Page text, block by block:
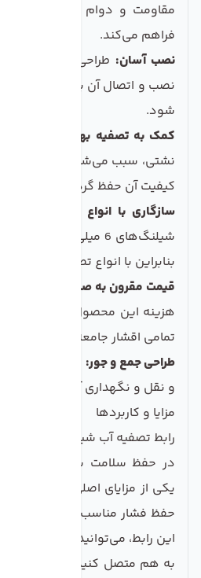
مقاومت و دوام لازم را برای
فراهم می‌کند.
نصب آسان: طراحی کاربرپسند
نصب و اتصال آن به شیلنگ بدون
شود.
کمک به تصفیه بهتر آب:
نشتی، سبب می‌شود که آب به
کیفیت آن حفظ گردد.
سازگاری با انواع شیلنگ‌ها:
بنابراین با انواع تصفیه
قیمت مقرون به صرفه:
هزینه این محصول به گونه‌ای
تمامی اقشار جامعه قابل دسترس
طراحی جمع و جور:
و نقل و نگهداری آن را آسان
مزایا و کاربردها
در حفظ سلامت شما و
یکی از مزایای اصلی این
حفظ فشار مناسب در سیستم
این رابط، می‌توانید به راحتی
به هم متصل کنید و از یک